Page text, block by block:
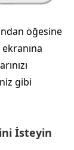
öğesine
gibi
İsteyin